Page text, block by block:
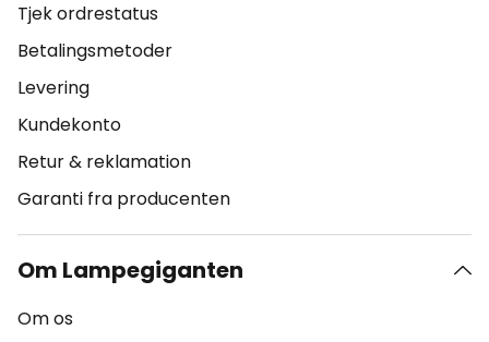
Tjek ordrestatus
Betalingsmetoder
Levering
Kundekonto
Retur & reklamation
Garanti fra producenten
Om Lampegiganten
Om os